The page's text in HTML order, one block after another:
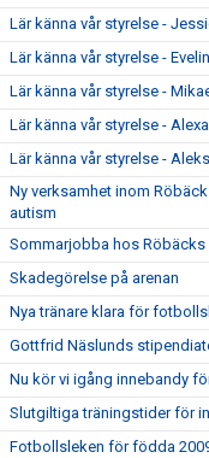
Lär känna vår styrelse -
Lär känna vår styrelse -
Lär känna vår styrelse -
Lär känna vår styrelse -
Lär känna vår styrelse -
Ny verksamhet inom
autism
Sommarjobba hos Röbäcks
Skadegörelse på arenan
Nya tränare klara för
Gottfrid Näslunds
Nu kör vi igång innebandy
Slutgiltiga träningstider för
Fotbollsleken för födda